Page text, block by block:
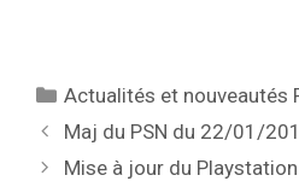
Catégories
Actualités et nouveautés
Maj du PSN du 22/01/
Mise à jour du